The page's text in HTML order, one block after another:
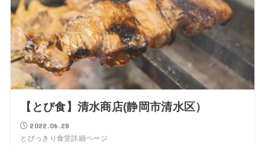
【とび食】清水商店(静岡市清水区）
2022.06.28
とびっきり食堂詳細ページ